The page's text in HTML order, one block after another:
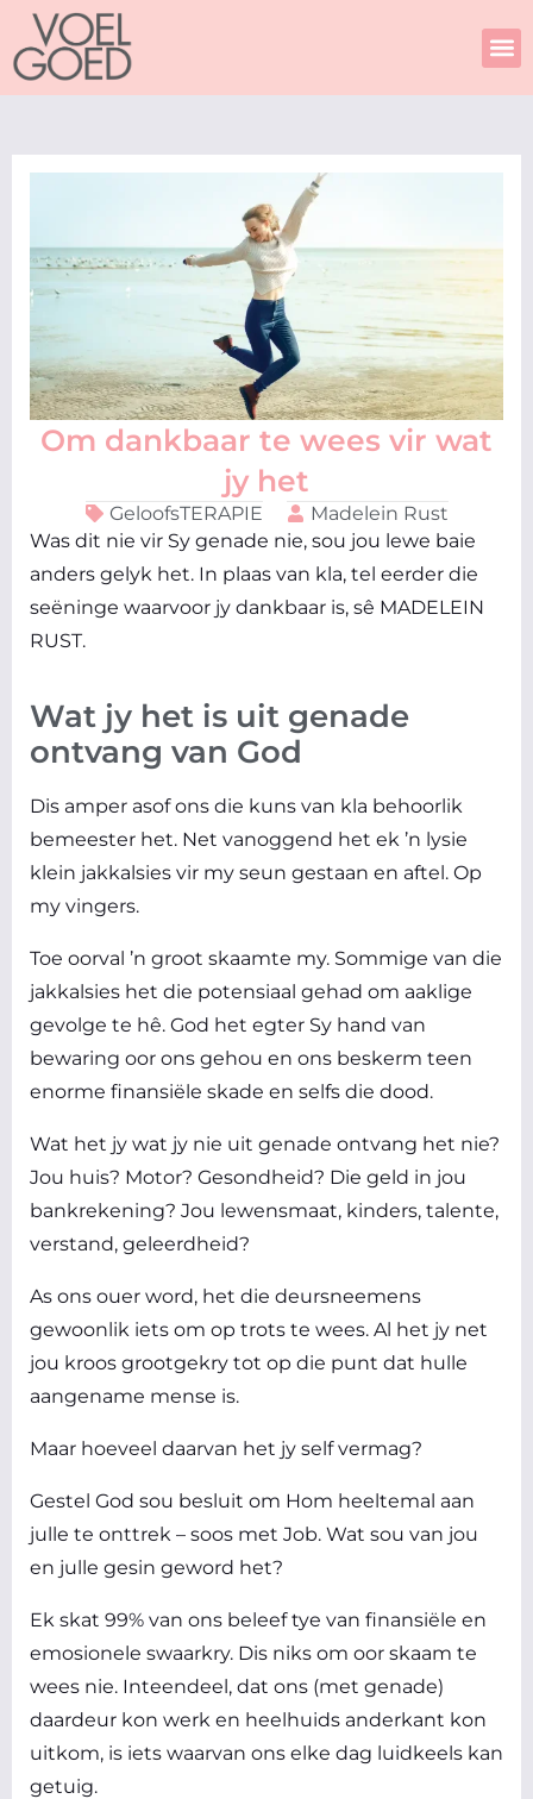
Skip
content
Om dankbaar te wees vir wat
jy het
GeloofsTERAPIE
Madelein Rust
Was dit nie vir Sy genade nie, sou jou lewe baie
anders gelyk het. In plaas van kla, tel eerder die
seëninge waarvoor jy dankbaar is, sê MADELEIN
RUST.
Wat jy het is uit genade
ontvang van God
Dis amper asof ons die kuns van kla behoorlik
bemeester het. Net vanoggend het ek ’n lysie
klein jakkalsies vir my seun gestaan en aftel. Op
my vingers.
Toe oorval ’n groot skaamte my. Sommige van die
jakkalsies het die potensiaal gehad om aaklige
gevolge te hê. God het egter Sy hand van
bewaring oor ons gehou en ons beskerm teen
enorme finansiële skade en selfs die dood.
Wat het jy wat jy nie uit genade ontvang het nie?
Jou huis? Motor? Gesondheid? Die geld in jou
bankrekening? Jou lewensmaat, kinders, talente,
verstand, geleerdheid?
As ons ouer word, het die deursneemens
gewoonlik iets om op trots te wees. Al het jy net
jou kroos grootgekry tot op die punt dat hulle
aangename mense is.
Maar hoeveel daarvan het jy selfvermag?
Gestel God sou besluit om Hom heeltemal aan
julle te onttrek – soos met Job. Wat sou van jou
en julle gesin geword het?
Ek skat 99% van ons beleef tye van finansiële en
emosionele swaarkry. Dis niks om oor skaam te
wees nie. Inteendeel, dat ons (met genade)
daardeur kon werk en heelhuids anderkant kon
uitkom, is iets waarvan ons elke dag luidkeels kan
getuig.